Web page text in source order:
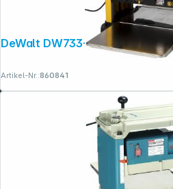
DeWalt DW733-QS
Artikel-Nr.:860841
Folgen Sie